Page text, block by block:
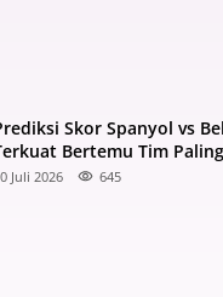
Skor Spanyol vs
Bertemu Tim
Juli 2026 645